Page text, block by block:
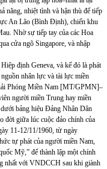
năng, nhiệt tình và hận thù để tiếp
An Lão (Bình Định), chiến khu
Nhờ sự tiếp tay của các Hoa
cửa ngõ Singapore, và nhập
định Geneva, và kế đó là phát
nhân lực và tài lực miền
Phóng Miền Nam [MT/GPMN]–
người miền Trung hay miền
bảng hiệu Đảng Nhân Dân
đời giữa lúc cuộc đảo chính của
11-12/11/1960, từ ngày
tự phát của người miền Nam,
Mỹ,” để thành lập một chính
nhất với VNDCCH sau khi giành